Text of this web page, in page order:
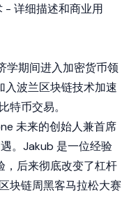
- 详细描述和商业用
学期间进入加密货币领
入波兰区块链技术加速
特币交易。
未来的创始人兼首席
。Jakub 是一位经验
，后来彻底改变了杠杆
块链周黑客马拉松大赛